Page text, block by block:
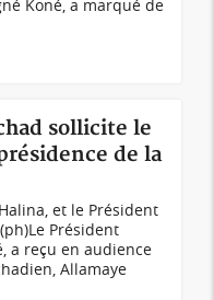
Koné, a marqué de
sollicite le
de la
et le Président
Président
a reçu en audience
Allamaye